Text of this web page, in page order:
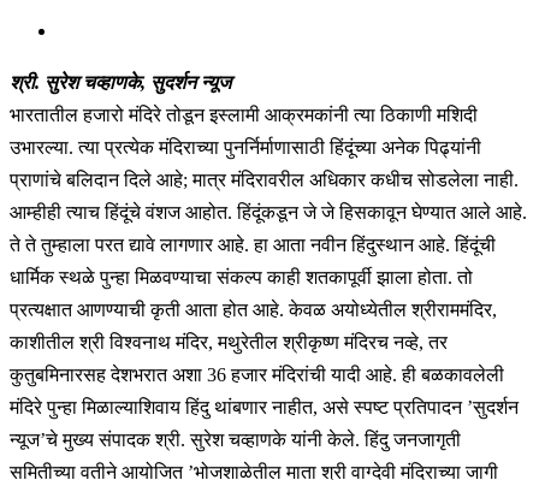
श्री. सुरेश चव्हाणके, सुदर्शन न्यूज
भारतातील हजारो मंदिरे तोडून इस्लामी आक्रमकांनी त्या ठिकाणी मशिदी
उभारल्या. त्या प्रत्येक मंदिराच्या पुनर्निर्माणासाठी हिंदूंच्या अनेक पिढ्यांनी
प्राणांचे बलिदान दिले आहे; मात्र मंदिरावरील अधिकार कधीच सोडलेला नाही.
आम्हीही त्याच हिंदूंचे वंशज आहोत. हिंदूंकडून जे जे हिसकावून घेण्यात आले आहे.
ते ते तुम्हाला परत द्यावे लागणार आहे. हा आता नवीन हिंदुस्थान आहे. हिंदूंची
धार्मिक स्थळे पुन्हा मिळवण्याचा संकल्प काही शतकापूर्वी झाला होता. तो
प्रत्यक्षात आणण्याची कृती आता होत आहे. केवळ अयोध्येतील श्रीराममंदिर,
काशीतील श्री विश्वनाथ मंदिर, मथुरेतील श्रीकृष्ण मंदिरच नव्हे, तर
कुतुबमिनारसह देशभरात अशा 36 हजार मंदिरांची यादी आहे. ही बळकावलेली
मंदिरे पुन्हा मिळाल्याशिवाय हिंदु थांबणार नाहीत, असे स्पष्ट प्रतिपादन ’सुदर्शन
न्यूज’चे मुख्य संपादक श्री. सुरेश चव्हाणके यांनी केले. हिंदु जनजागृती
समितीच्या वतीने आयोजित ’भोजशाळेतील माता श्री वाग्देवी मंदिराच्या जागी